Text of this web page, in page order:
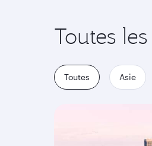
Toutes
Toutes Asie